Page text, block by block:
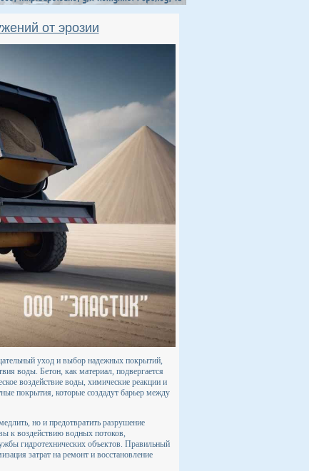
от эрозии
уход и выбор надежных покрытий,
воды. Бетон, как материал, подвергается
воздействие воды, химические реакции и
покрытия, которые создадут барьер между
но и предотвратить разрушение
к воздействию водных потоков,
гидротехнических объектов. Правильный
затрат на ремонт и восстановление